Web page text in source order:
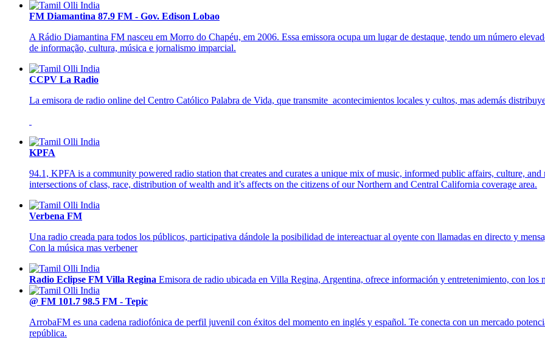
FM Diamantina 87.9 FM - Gov. Edison Lobao
A Rádio Diamantina FM nasceu em Morro do Chapéu, em 2006. Essa emissora ocupa um lugar de destaque, tendo um número
de informação, cultura, música e jornalismo imparcial.
CCPV La Radio
La emisora de radio online del Centro Católico Palabra de Vida, que transmite acontecimientos locales y cultos, mas además
KPFA
94.1, KPFA is a community powered radio station that creates and curates a unique mix of music, informed public affairs, culture,
intersections of class, race, distribution of wealth and it’s affects on the citizens of our Northern and Central California coverage area.
Verbena FM
Una radio creada para todos los públicos, participativa dándole la posibilidad de intereactuar al oyente con llamadas en directo y
Con la música mas verbener
Radio Eclipse FM Villa Regina Emisora de radio ubicada en Villa Regina, Argentina, ofrece información y entretenimiento, con los
@ FM 101.7 98.5 FM - Tepic
ArrobaFM es una cadena radiofónica de perfil juvenil con éxitos del momento en inglés y español. Te conecta con un mercado
república.